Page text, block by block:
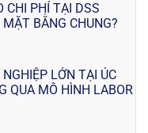
CHI PHÍ TẠI DSS
BẰNG CHUNG?
LỚN TẠI ÚC
QUA MÔ HÌNH LABOR